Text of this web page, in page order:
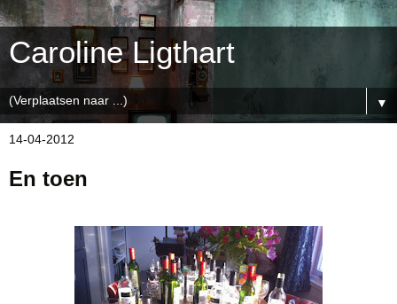
Caroline Ligthart
▼
14-04-2012
En toen